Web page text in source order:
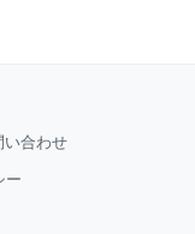
い合わせ
ー